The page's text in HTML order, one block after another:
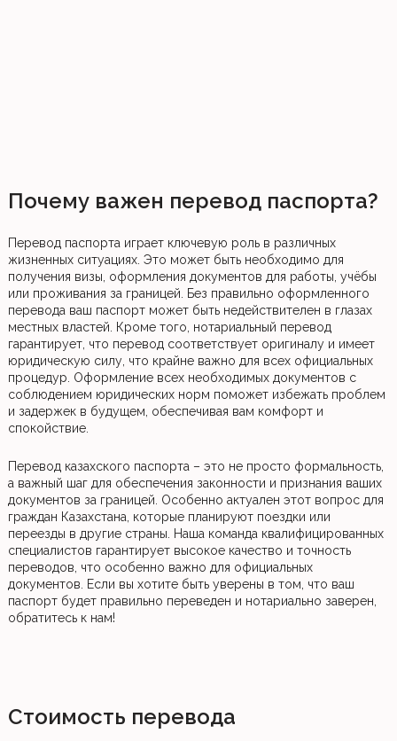
Почему важен перевод паспорта?
Перевод паспорта играет ключевую роль в различных
жизненных ситуациях. Это может быть необходимо для
получения визы, оформления документов для работы, учёбы
или проживания за границей. Без правильно оформленного
перевода ваш паспорт может быть недействителен в глазах
местных властей. Кроме того, нотариальный перевод
гарантирует, что перевод соответствует оригиналу и имеет
юридическую силу, что крайне важно для всех официальных
процедур. Оформление всех необходимых документов с
соблюдением юридических норм поможет избежать проблем
и задержек в будущем, обеспечивая вам комфорт и
спокойствие.
Перевод казахского паспорта – это не просто формальность,
а важный шаг для обеспечения законности и признания ваших
документов за границей. Особенно актуален этот вопрос для
граждан Казахстана, которые планируют поездки или
переезды в другие страны. Наша команда квалифицированных
специалистов гарантирует высокое качество и точность
переводов, что особенно важно для официальных
документов. Если вы хотите быть уверены в том, что ваш
паспорт будет правильно переведен и нотариально заверен,
обратитесь к нам!
Стоимость перевода